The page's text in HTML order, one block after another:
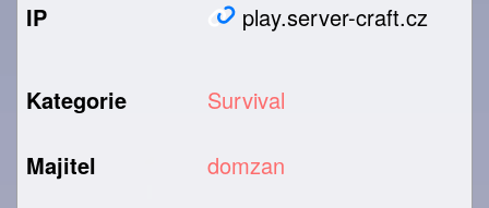
IP play.server-craft.cz
Kategorie Survival
Majitel domzan